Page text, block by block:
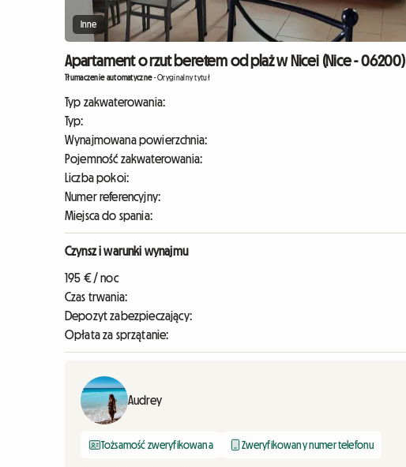
Inne
Apartament o rzut beretem od plaż w Nicei (Nice - 06200)
Tłumaczenie automatyczne-Oryginalny tytuł
Typ zakwaterowania:
Typ:
Wynajmowana powierzchnia:
Pojemność zakwaterowania:
Liczba pokoi:
Numer referencyjny:
Miejsca do spania:
Czynsz i warunki wynajmu
195 € / noc
Czas trwania:
Depozyt zabezpieczający:
Opłata za sprzątanie:
Audrey
Tożsamość zweryfikowana Zweryfikowany numer telefonu